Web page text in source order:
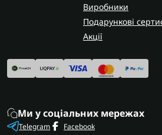
Виробники
Подарункові
Акції
Ми у соціальних мережах
Telegram
Facebook